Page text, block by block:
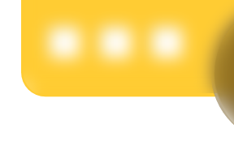
Cochon de puissance
Gagnez quotidiennement des